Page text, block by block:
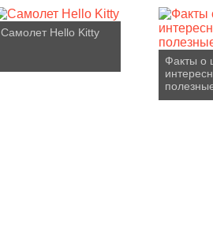
Самолет Hello Kitty
Факты о